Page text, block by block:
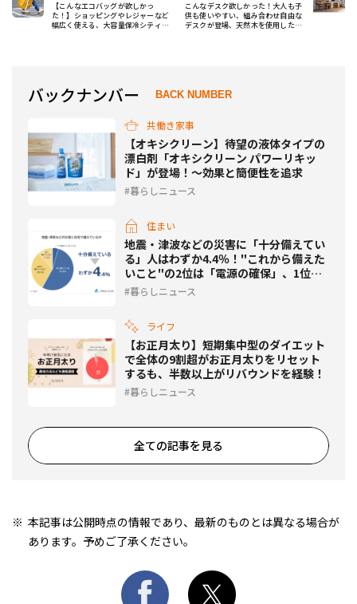
【こんなエコバッグが欲しかっ
た！】ショッピングやレジャーなど
幅広く使える、大容量保冷シティト
こんなデスク欲しかった！大人も子
供も使いやすい、組み合わせ自由な
デスクが登場、天然木を使用した高
バックナンバー BACK NUMBER
共働き家事
【オキシクリーン】待望の液体タイプの
漂白剤「オキシクリーン パワーリキッ
ド」が登場！〜効果と簡便性を追求
暮らしニュース
住まい
地震・津波などの災害に「十分備えてい
る」人はわずか4.4％！"これから備えた
いこと"の2位は「電源の確保」、1位
は？
暮らしニュース
ライフ
【お正月太り】短期集中型のダイエット
で全体の9割超がお正月太りをリセット
するも、半数以上がリバウンドを経験！
暮らしニュース
全ての記事を見る
本記事は公開時点の情報であり、最新のものとは異なる場合が
あります。予めご了承ください。